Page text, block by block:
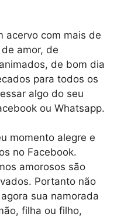
acervo com mais de
amor, de
de bom dia
para todos os
algo do seu
ou Whatsapp.
momento alegre e
no Facebook.
amorosos são
Portanto não
sua namorada
filha ou filho,